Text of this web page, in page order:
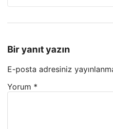
Bir yanıt yazın
E-posta adresiniz
Yorum *